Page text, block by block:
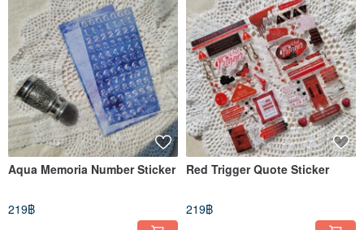
Aqua Memoria Number Sticker
219฿
Red Trigger Quote Sticker
219฿